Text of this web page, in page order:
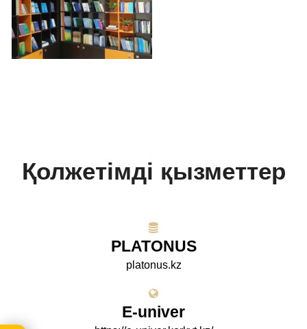
Қолжетімді қызметтер
PLATONUS
platonus.kz
E-univer